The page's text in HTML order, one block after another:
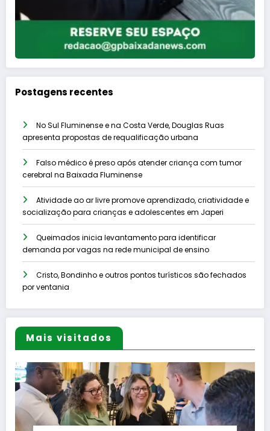
Postagens recentes
No Sul Fluminense e na Costa Verde, Douglas Ruas
apresenta propostas de requalificação urbana
Falso médico é preso após atender criança com tumor
cerebral na Baixada Fluminense
Atividade ao ar livre promove aprendizado, criatividade e
socialização para crianças e adolescentes em Japeri
Queimados inicia levantamento para identificar
demanda por vagas na rede municipal de ensino
Cristo, Bondinho e outros pontos turísticos são fechados
por ventania
Mais visitados